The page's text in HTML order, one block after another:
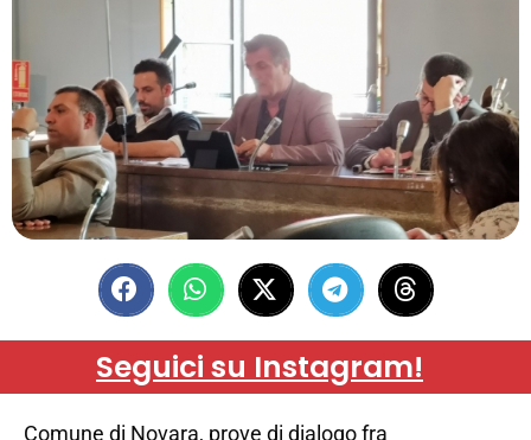
Seguici su Instagram!
Comune di Novara, prove di dialogo fra